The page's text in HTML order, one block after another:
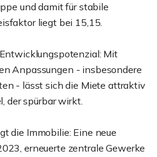
und damit für stabile
liegt bei 15,15.
Mit
Anpassungen - insbesondere
- lässt sich die Miete attraktiv
der spürbar wirkt.
die Immobilie: Eine neue
erneuerte zentrale Gewerke